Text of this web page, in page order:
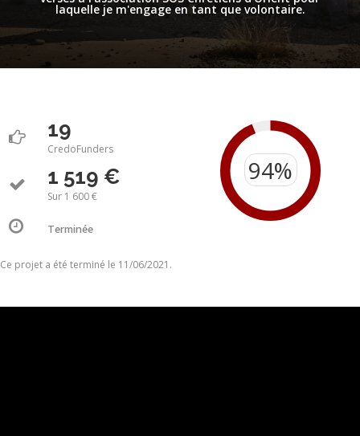
laquelle je m'engage en tant que volontaire.
19
CredoFunders
1 519 €
Sur 1 600 €
Terminée
Ce projet a été terminé le 11/06/2021.